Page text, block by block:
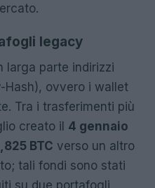
legacy
larga parte indirizzi
Hash), ovvero i wallet
Tra i trasferimenti più
creato il 4 gennaio
BTC verso un altro
tali fondi sono stati
su due portafogli